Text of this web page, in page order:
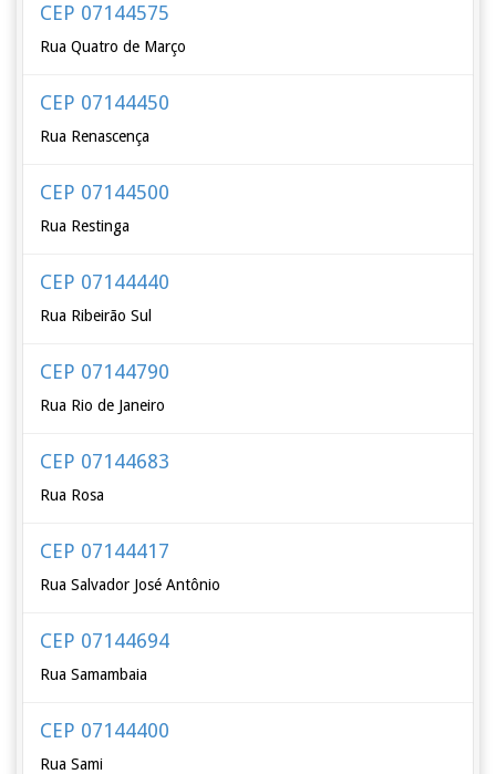
CEP 07144575
Rua Quatro de Março
CEP 07144450
Rua Renascença
CEP 07144500
Rua Restinga
CEP 07144440
Rua Ribeirão Sul
CEP 07144790
Rua Rio de Janeiro
CEP 07144683
Rua Rosa
CEP 07144417
Rua Salvador José Antônio
CEP 07144694
Rua Samambaia
CEP 07144400
Rua Sami